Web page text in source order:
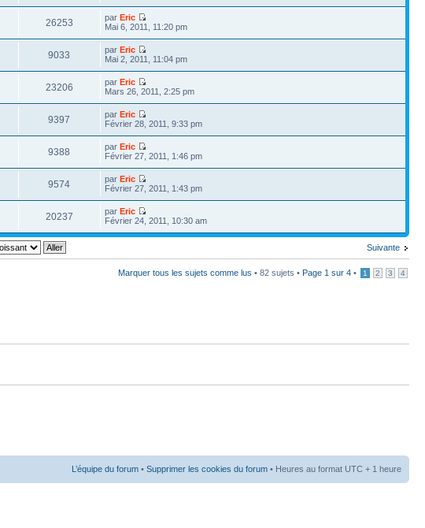
26253 parEric
Mai 6, 2011, 11:20 pm
9033 parEric
Mai 2, 2011, 11:04 pm
23206 parEric
Mars 26, 2011, 2:25 pm
9397 parEric
Février 28, 2011, 9:33 pm
9388 parEric
Février 27, 2011, 1:46 pm
9574 parEric
Février 27, 2011, 1:43 pm
20237 parEric
Février 24, 2011, 10:30 am
Suivante
Marquer tous les sujets comme lus • 82 sujets • Page 1 sur 4 • 1 2 3 4
L’équipe du forum • Supprimer les cookies du forum • Heures au format UTC + 1 heure